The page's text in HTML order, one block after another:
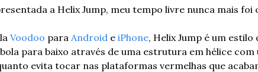
a Helix Jump, meu tempo livre nunca mais foi
Voodoo para Android e iPhone, Helix Jump é um
para baixo através de uma estrutura em hélice
evita tocar nas plataformas vermelhas que